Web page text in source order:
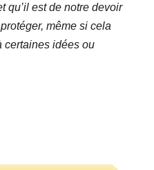
qu’il est de notre devoir
même si cela
certaines idées ou